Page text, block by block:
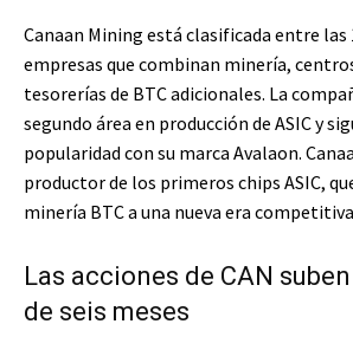
Canaan Mining está clasificada entre las
empresas que combinan minería,
tesorerías de BTC adicionales. La
segundo área en producción de ASIC y
popularidad con su marca Avalaon.
productor de los primeros chips ASIC,
minería BTC a una nueva era
Las acciones de CAN
de seis meses